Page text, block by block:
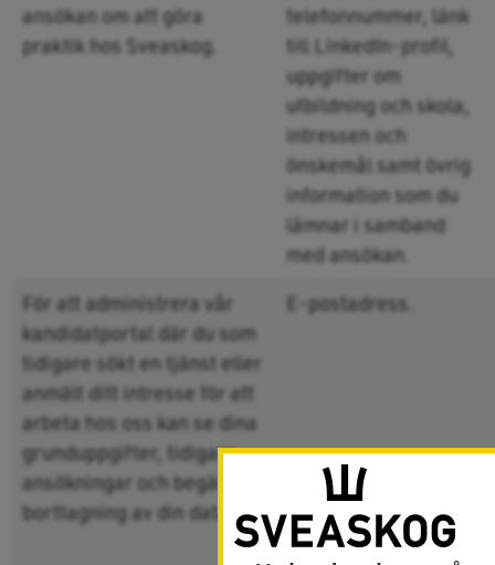
ansökan om att göra
praktik hos Sveaskog.
telefonnummer, länk
till LinkedIn-profil,
uppgifter om
utbildning och skola,
intressen och
önskemål samt övrig
information som du
lämnar i samband
med ansökan.
För att administrera vår
kandidatportal där du som
tidigare sökt en tjänst eller
anmält ditt intresse för att
arbeta hos oss kan se dina
grunduppgifter, tidigare
ansökningar och begära
borttagning av din data.
E-postadress.